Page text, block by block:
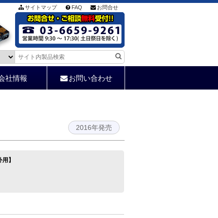
サイトマップ FAQ お問合せ
社情報 お問い合わせ
2016年発売
】